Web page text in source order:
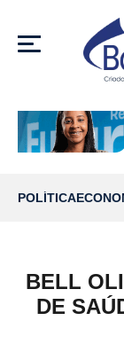
MENU
POLÍTICA
BELL
DE